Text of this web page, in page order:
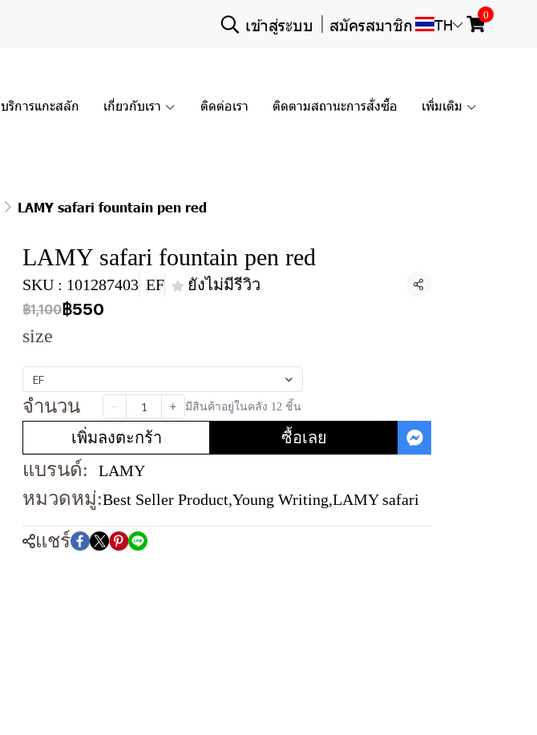
เข้าสู่ระบบ สมัครสมาชิก TH
0
บริการแกะสลัก เกี่ยวกับเรา ติดต่อเรา ติดตามสถานะการสั่งซื้อ เพิ่มเติม
LAMY safari fountain pen red
LAMY safari fountain pen red
SKU : 101287403 EF ยังไม่มีรีวิว แชร์
฿1,100฿550
size
EF
จำนวน มีสินค้าอยู่ในคลัง 12 ชิ้น
เพิ่มลงตะกร้า ซื้อเลย
แบรนด์: LAMY
หมวดหมู่:Best Seller Product,Young Writing,LAMY safari
แชร์